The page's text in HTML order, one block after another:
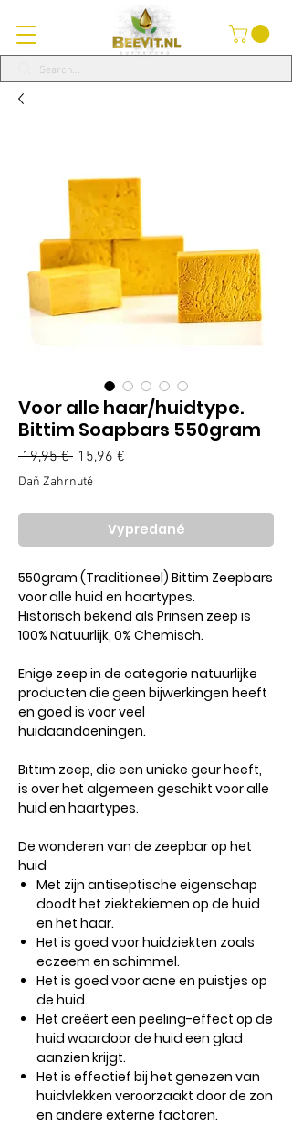
Voor alle haar/huidtype.
Bittim Soapbars 550gram
19,95 € Normálna
cena
15,96 €
Daň Zahrnuté
Vypredané
550gram (Traditioneel) Bittim Zeepbars
voor alle huid en haartypes.
Historisch bekend als Prinsen zeep is
100% Natuurlijk, 0% Chemisch.
Enige zeep in de categorie natuurlijke
producten die geen bijwerkingen heeft
en goed is voor veel
huidaandoeningen.
Bıttım zeep, die een unieke geur heeft,
is over het algemeen geschikt voor alle
huid en haartypes.
De wonderen van de zeepbar op het
huid
Met zijn antiseptische eigenschap
doodt het ziektekiemen op de huid
en het haar.
Het is goed voor huidziekten zoals
eczeem en schimmel.
Het is goed voor acne en puistjes op
de huid.
Het creëert een peeling-effect op de
huid waardoor de huid een glad
aanzien krijgt.
Het is effectief bij het genezen van
huidvlekken veroorzaakt door de zon
en andere externe factoren.